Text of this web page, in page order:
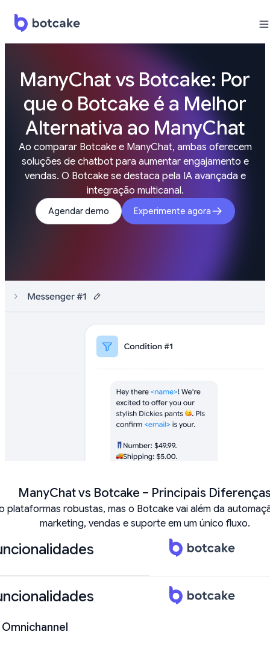
ManyChat vs Botcake: Por
que o Botcake é a Melhor
Alternativa ao ManyChat
Ao comparar Botcake e ManyChat, ambas oferecem
soluções de chatbot para aumentar engajamento e
vendas. O Botcake se destaca pela IA avançada e
integração multicanal.
Agendar demo Experimente agora
ManyChat vs Botcake – Principais
plataformas robustas, mas o Botcake vai além da
marketing, vendas e suporte em um único fluxo.